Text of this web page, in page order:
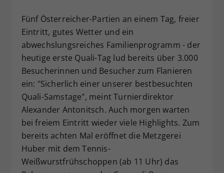
Fünf Österreicher-Partien an einem Tag, freier
Eintritt, gutes Wetter und ein
abwechslungsreiches Familienprogramm - der
heutige erste Quali-Tag lud bereits über 3.000
Besucherinnen und Besucher zum Flanieren
ein: "Sicherlich einer unserer bestbesuchten
Quali-Samstage", meint Turnierdirektor
Alexander Antonitsch. Auch morgen warten
bei freiem Eintritt wieder viele Highlights. Zum
bereits achten Mal eröffnet die Metzgerei
Huber mit dem Tennis-
Weißwurstfrühschoppen (ab 11 Uhr) das